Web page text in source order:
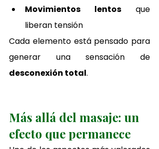
Movimientos lentos que
liberan tensión
Cada elemento está pensado para
desconexión total.
Más allá del masaje: un
efecto que permanece